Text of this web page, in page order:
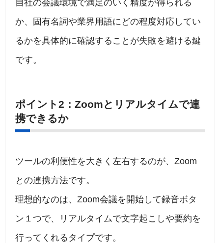
自社の会議環境で満足のいく精度が得られる
か、固有名詞や業界用語にどの程度対応してい
るかを具体的に確認することが失敗を避ける鍵
です。
ポイント2：Zoomとリアルタイムで連
携できるか
ツールの利便性を大きく左右するのが、Zoom
との連携方法です。
理想的なのは、Zoom会議を開始して録音ボタ
ン１つで、リアルタイムで文字起こしや要約を
行ってくれるタイプです。